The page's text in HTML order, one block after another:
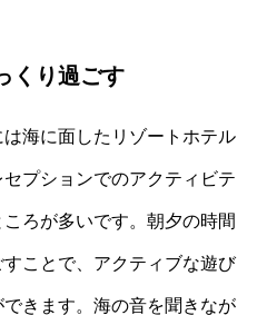
くり過ごす
海に面したリゾートホテル
プションでのアクティビテ
ろが多いです。朝夕の時間
ことで、アクティブな遊び
きます。海の音を聞きなが